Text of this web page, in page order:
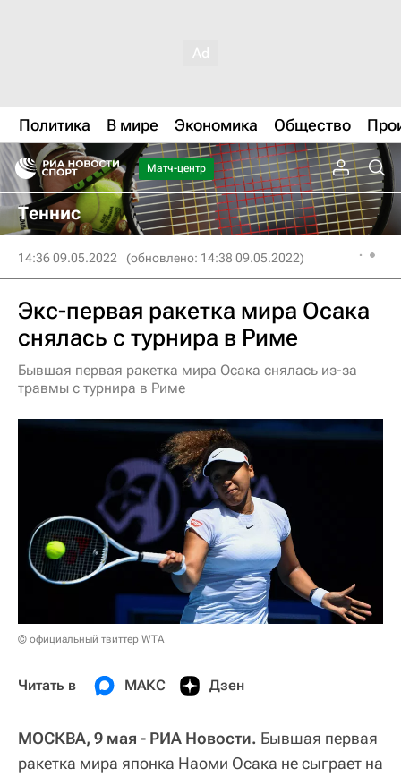
Политика В мире Экономика Общество
Матч-центр
Теннис
14:36 09.05.2022 (обновлено: 14:38 09.05.2022)
Экс-первая ракетка мира Осака
снялась с турнира в Риме
Бывшая первая ракетка мира Осака снялась из-за
травмы с турнира в Риме
© официальный твиттер WTA
Читать в МАКС Дзен
МОСКВА, 9 мая - РИА Новости. Бывшая первая
ракетка мира японка Наоми Осака не сыграет на